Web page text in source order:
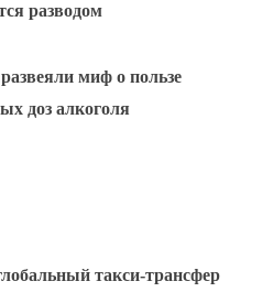
разводом
миф о пользе
доз алкоголя
такси-трансфер